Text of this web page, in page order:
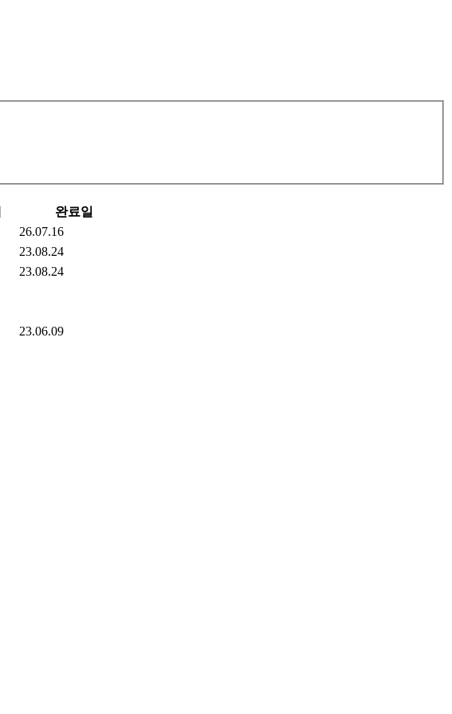
완료일
26.07.16
23.08.24
23.08.24
23.06.09